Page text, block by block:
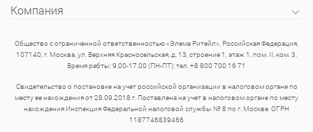
Компания
Общество с ограниченной ответственностью «Элема Ритейл», Российская Федерация,
107140, г. Москва, ул. Верхняя Красносельская, д. 13, строение 1, этаж 1, пом. II, ком. 3.
Время рабты: 9.00-17.00 (ПН-ПТ); тел. +8 800 700 16 71
Свидетельство о постановке на учет российской организации в налоговом органе по
месту ее нахождения от 28.09.2018 г. Поставлена на учет в налоговом органе по месту
нахождения Инспекция Федеральной налоговой службы № 8 по г. Москве. ОГРН
1187746839466